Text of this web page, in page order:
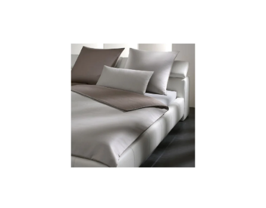
Doprava
Kontakt
Obchodné podmienky
Podmienky ochrany osobných údajov
Reklamačný poriadok
Vrátenie tovaru